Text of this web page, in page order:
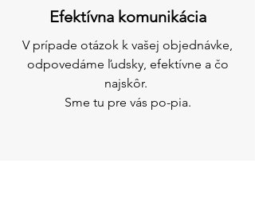
Efektívna komunikácia
V prípade otázok k vašej objednávke,
odpovedáme ľudsky, efektívne a čo
najskôr.
Sme tu pre vás po-pia.